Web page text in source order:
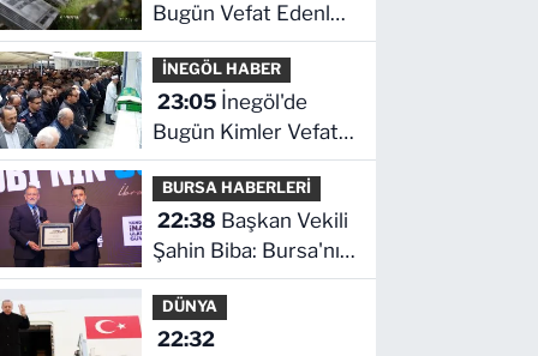
Bugün Vefat Edenler
Kimler? | 06 Ağustos
2026 Perşembe
İNEGÖL HABER
23:05
Bugün Kimler Vefat
Etti? | 06 Ağustos
2026 Perşembe
BURSA HABERLERİ
22:38
Şahin Biba: Bursa'nın
geleceğini bütüncül
anlayışla planlıyoruz
DÜNYA
22:32